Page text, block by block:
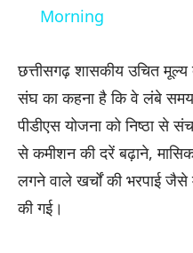
Morning
छत्तीसगढ़ शासकीय उचित
संघ का कहना है कि वे लंबे समय
पीडीएस योजना को निष्ठा से
से कमीशन की दरें बढ़ाने,
लगने वाले खर्चों की भरपाई जैसे
की गई।